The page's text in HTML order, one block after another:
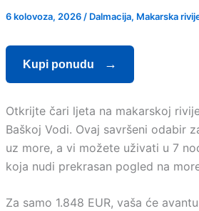
6 kolovoza, 2026 / Dalmacija, Makarska
Kupi ponudu
Otkrijte čari ljeta na makarskoj
Baškoj Vodi. Ovaj savršeni odabir
uz more, a vi možete uživati u 7
koja nudi prekrasan pogled na
Za samo 1.848 EUR, vaša će